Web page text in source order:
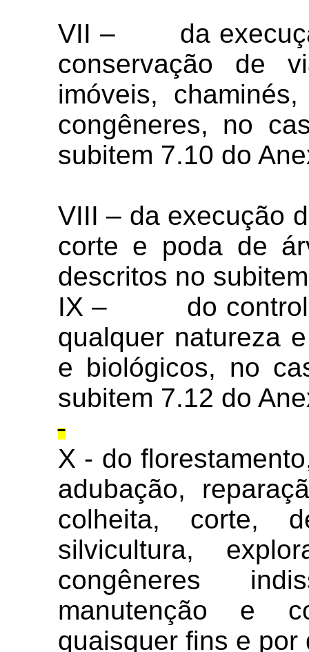
VII – da
conservação de
imóveis,
congêneres, no
subitem 7.10 do
VIII – da execução
corte e poda de
descritos no
IX – do controle
qualquer natureza
e biológicos, no
subitem 7.12 do
X - do
adubação,
colheita, corte,
silvicultura,
congêneres
manutenção e
quaisquer fins e por